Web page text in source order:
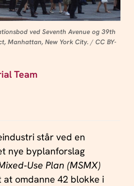
ved Seventh Avenue og 39th
Manhattan, New York City. / CC BY-
Team
står ved en
nye byplanforslag
Plan (MSMX)
omdanne 42 blokke i